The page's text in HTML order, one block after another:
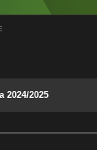
2024/2025